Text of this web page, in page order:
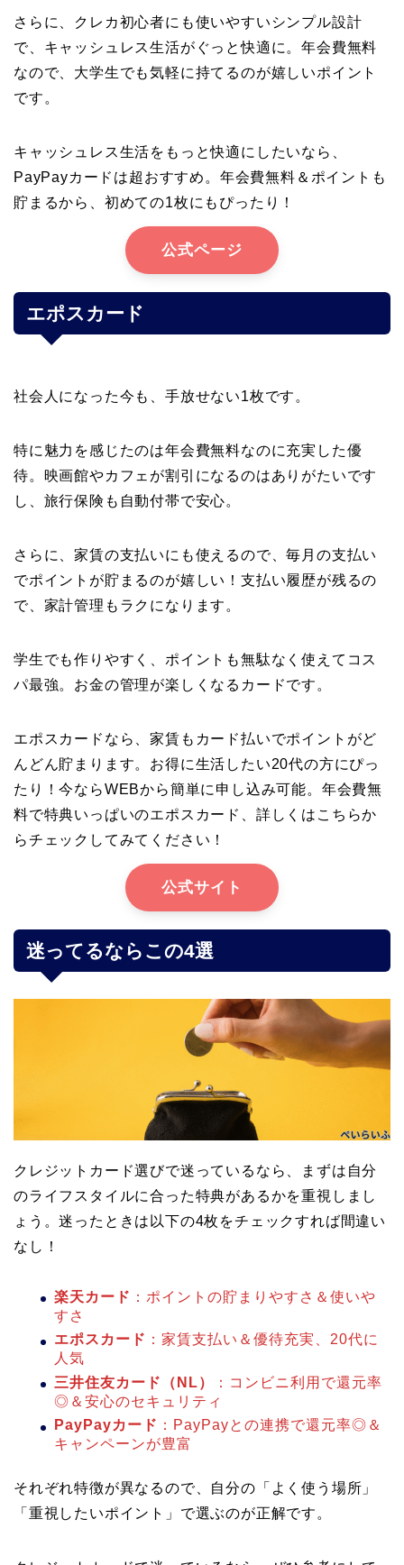
さらに、クレカ初心者にも使いやすいシンプル設計
で、キャッシュレス生活がぐっと快適に。年会費無料
なので、大学生でも気軽に持てるのが嬉しいポイント
です。
キャッシュレス生活をもっと快適にしたいなら、
PayPayカードは超おすすめ。年会費無料＆ポイントも
貯まるから、初めての1枚にもぴったり！
公式ページ
エポスカード
社会人になった今も、手放せない1枚です。
特に魅力を感じたのは年会費無料なのに充実した優
待。映画館やカフェが割引になるのはありがたいです
し、旅行保険も自動付帯で安心。
さらに、家賃の支払いにも使えるので、毎月の支払い
でポイントが貯まるのが嬉しい！支払い履歴が残るの
で、家計管理もラクになります。
学生でも作りやすく、ポイントも無駄なく使えてコス
パ最強。お金の管理が楽しくなるカードです。
エポスカードなら、家賃もカード払いでポイントがど
んどん貯まります。お得に生活したい20代の方にぴっ
たり！今ならWEBから簡単に申し込み可能。年会費無
料で特典いっぱいのエポスカード、詳しくはこちらか
らチェックしてみてください！
公式サイト
迷ってるならこの4選
クレジットカード選びで迷っているなら、まずは自分
のライフスタイルに合った特典があるかを重視しまし
ょう。迷ったときは以下の4枚をチェックすれば間違い
なし！
楽天カード ：ポイントの貯まりやすさ＆使いや
すさ
エポスカード ：家賃支払い＆優待充実、20代に
人気
三井住友カード（NL）
：コンビニ利用で還元率
◎＆安心のセキュリティ
PayPayカード ：PayPayとの連携で還元率◎＆
キャンペーンが豊富
それぞれ特徴が異なるので、自分の「よく使う場所」
「重視したいポイント」で選ぶのが正解です。